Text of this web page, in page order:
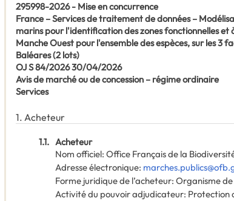
295998-2026 - Mise en concurrence
France – Services de traitement de données –
marins pour l'identification des zones fonctionnelles
Manche Ouest pour l'ensemble des espèces, sur les 3
Baléares (2 lots)
OJ S 84/2026 30/04/2026
Avis de marché ou de concession – régime ordinaire
Services
1. Acheteur
1.1. Acheteur
Nom officiel: Office Français de la
Adresse électronique:
Forme juridique de l’acheteur: Organisme
Activité du pouvoir adjudicateur: Protection